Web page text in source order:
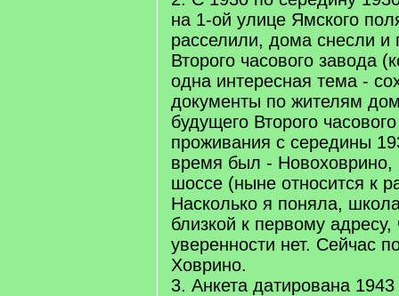
на 1-ой улице Ямского
расселили, дома снесли и
Второго часового завода
одна интересная тема -
документы по жителям
будущего Второго
проживания с середины
время был - Новоховрино,
шоссе (ныне относится к
Насколько я поняла,
близкой к первому
уверенности нет. Сейчас
Ховрино.
3. Анкета датирована